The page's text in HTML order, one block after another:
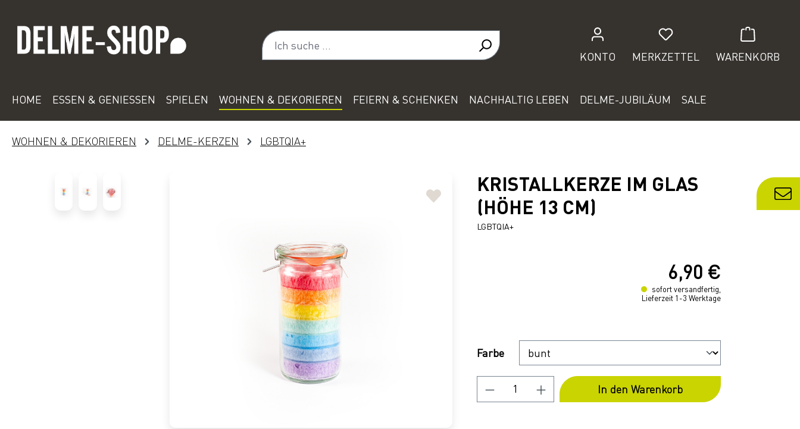
KONTO
Du hast 0 Produkte auf
MERKZETTEL
WARENKORB
HOME ESSEN & GENIESSEN SPIELEN WOHNEN & DEKORIEREN FEIERN & SCHENKEN NACHHALTIG LEBEN DELME-JUBILÄUM SALE
WOHNEN & DEKORIEREN DELME-KERZEN LGBTQIA+
KRISTALLKERZE IM GLAS
(HÖHE 13 CM)
LGBTQIA+
6,90 €
sofort versandfertig,
Lieferzeit 1-3 Werktage
FarbeAuswählen
Produkt Anzahl: Gib den gewünschten Wert
In den Warenkorb